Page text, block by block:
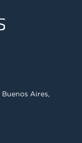
Buenos Aires,